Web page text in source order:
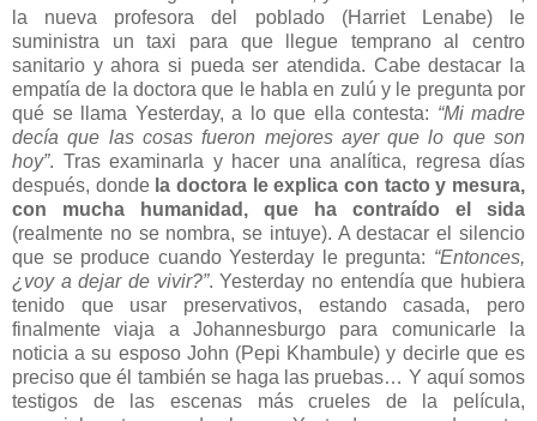
la nueva profesora del poblado (Harriet Lenabe) le
suministra un taxi para que llegue temprano al centro
sanitario y ahora si pueda ser atendida. Cabe destacar la
empatía de la doctora que le habla en zulú y le pregunta por
qué se llama Yesterday, a lo que ella contesta: “Mi madre
decía que las cosas fueron mejores ayer que lo que son
hoy”. Tras examinarla y hacer una analítica, regresa días
después, donde la doctora le explica con tacto y mesura,
con mucha humanidad, que ha contraído el sida
(realmente no se nombra, se intuye). A destacar el silencio
que se produce cuando Yesterday le pregunta: “Entonces,
¿voy a dejar de vivir?”. Yesterday no entendía que hubiera
tenido que usar preservativos, estando casada, pero
finalmente viaja a Johannesburgo para comunicarle la
noticia a su esposo John (Pepi Khambule) y decirle que es
preciso que él también se haga las pruebas… Y aquí somos
testigos de las escenas más crueles de la película,